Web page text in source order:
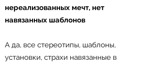
нереализованных мечт, нет
навязанных шаблонов⠀
А да, все стереотипы, шаблоны,
установки, страхи навязанные в